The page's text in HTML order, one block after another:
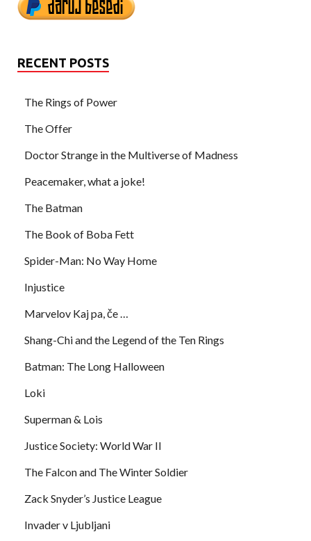
RECENT POSTS
The Rings of Power
The Offer
Doctor Strange in the Multiverse of Madness
Peacemaker, what a joke!
The Batman
The Book of Boba Fett
Spider-Man: No Way Home
Injustice
Marvelov Kaj pa, če …
Shang-Chi and the Legend of the Ten Rings
Batman: The Long Halloween
Loki
Superman & Lois
Justice Society: World War II
The Falcon and The Winter Soldier
Zack Snyder’s Justice League
Invader v Ljubljani